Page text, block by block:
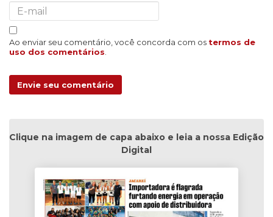
Ao enviar seu comentário, você concorda com os termos de
uso dos comentários
Envie seu comentário
Clique na imagem de capa abaixo e leia a nossa Edição
Digital